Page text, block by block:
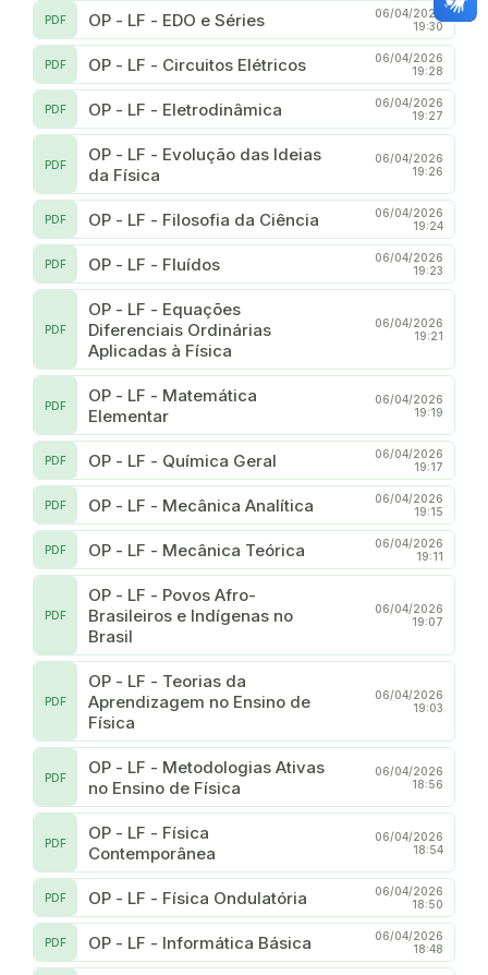
OP - LF - EDO e Séries
PDF
06/04/2026
19:30
OP - LF - Circuitos Elétricos
PDF
06/04/2026
19:28
OP - LF - Eletrodinâmica
PDF
06/04/2026
19:27
OP - LF - Evolução das Ideias
da Física
PDF
06/04/2026
19:26
OP - LF - Filosofia da Ciência
PDF
06/04/2026
19:24
OP - LF - Fluídos
PDF
06/04/2026
19:23
OP - LF - Equações
Diferenciais Ordinárias
Aplicadas à Física
PDF
06/04/2026
19:21
OP - LF - Matemática
Elementar
PDF
06/04/2026
19:19
OP - LF - Química Geral
PDF
06/04/2026
19:17
OP - LF - Mecânica Analítica
PDF
06/04/2026
19:15
OP - LF - Mecânica Teórica
PDF
06/04/2026
19:11
OP - LF - Povos Afro-
Brasileiros e Indígenas no
Brasil
PDF
06/04/2026
19:07
OP - LF - Teorias da
Aprendizagem no Ensino de
Física
PDF
06/04/2026
19:03
OP - LF - Metodologias Ativas
no Ensino de Física
PDF
06/04/2026
18:56
OP - LF - Física
Contemporânea
PDF
06/04/2026
18:54
OP - LF - Física Ondulatória
PDF
06/04/2026
18:50
OP - LF - Informática Básica
PDF
06/04/2026
18:48